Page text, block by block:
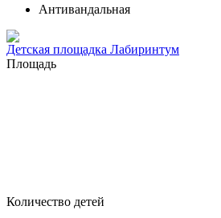
Антивандальная
Детская площадка Лабиринтум
Площадь
Количество детей